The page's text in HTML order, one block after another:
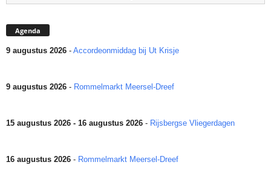
Agenda
9 augustus 2026 - Accordeonmiddag bij Ut Krisje
9 augustus 2026 - Rommelmarkt Meersel-Dreef
15 augustus 2026 - 16 augustus 2026 - Rijsbergse Vliegerdagen
16 augustus 2026 - Rommelmarkt Meersel-Dreef